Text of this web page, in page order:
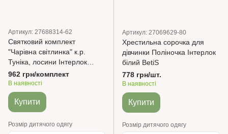
Артикул: 27688314-62
Святковий комплект
"Чарівна світлинка" к.р.
Туніка, лосини Інтерлок
Молочний BetiS
962 грн/комплект
В наявності
Купити
Розмір дитячого одягу
Артикул: 27069629-80
Хрестильна сорочка для
дівчинки Поліночка Інтерлок
білий BetiS
778 грн/шт.
В наявності
Купити
Розмір дитячого одягу